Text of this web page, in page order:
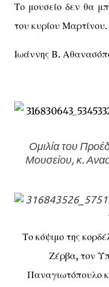
Το μουσείο δεν θα
του κυρίου Μαρτίνου.
Ιωάννης Β.
Ομιλία του
Μουσείου, κ.
Το κόψιμο της
Ζέρβα, τον
Παναγιωτόπουλο